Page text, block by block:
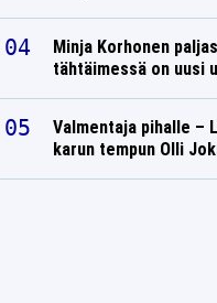
Minja Korhonen
tähtäimessä on uusi
Valmentaja pihalle –
karun tempun Olli